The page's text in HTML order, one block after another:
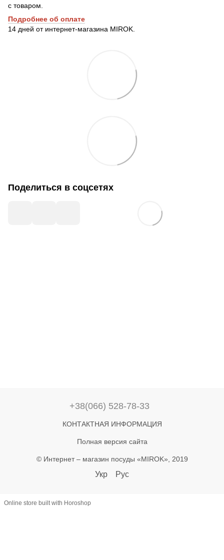
с товаром.
Подробнее об оплате
14 дней от интернет-магазина MIROK.
Поделиться в соцсетях
+38(066) 528-78-33
КОНТАКТНАЯ ИНФОРМАЦИЯ
Полная версия сайта
© Интернет – магазин посуды «MIROK», 2019
Укр Рус
Online store built with Horoshop